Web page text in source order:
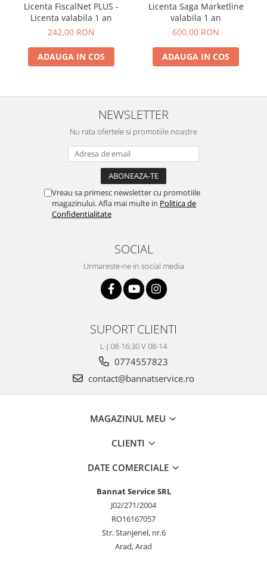
Licenta FiscalNet PLUS -
Licenta valabila 1 an
242,00 RON
ADAUGA IN COS
Licenta Saga Marketline
valabila 1 an
600,00 RON
ADAUGA IN COS
NEWSLETTER
Nu rata ofertele si promotiile noastre
Vreau sa primesc newsletter cu promotiile
magazinului. Afla mai multe in Politica de
Confidentialitate
SOCIAL
Urmareste-ne in social media
SUPORT CLIENTI
L-J 08-16:30 V 08-14
0774557823
contact@bannatservice.ro
MAGAZINUL MEU
CLIENTI
DATE COMERCIALE
Bannat Service SRL
J02/271/2004
RO16167057
Str. Stanjenel, nr.6
Arad, Arad